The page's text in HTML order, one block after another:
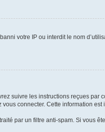
votre IP ou interdit le nom
suivre les instructions reçues
connecter. Cette information
par un filtre anti-spam. Si vous